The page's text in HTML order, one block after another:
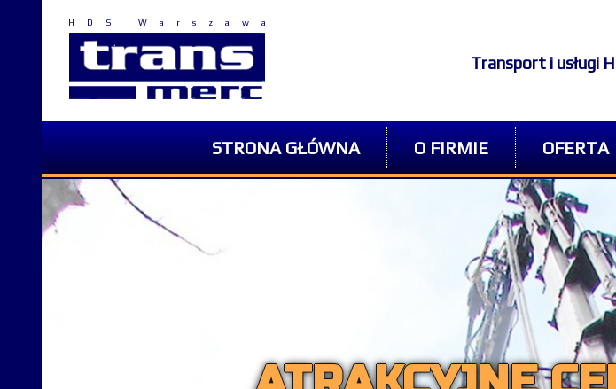
HDS Warszawa
Transport i usługi
STRONA GŁÓWNA O FIRMIE OFERTA